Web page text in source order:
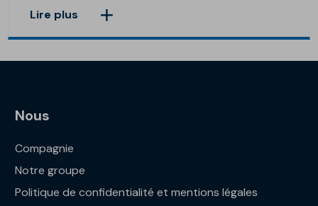
Lire plus
Nous
Compagnie
Notre groupe
Politique de confidentialité et mentions légales